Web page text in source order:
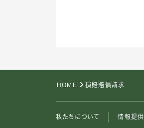
HOME 損賠賠償請求
私たちについて 情報提供